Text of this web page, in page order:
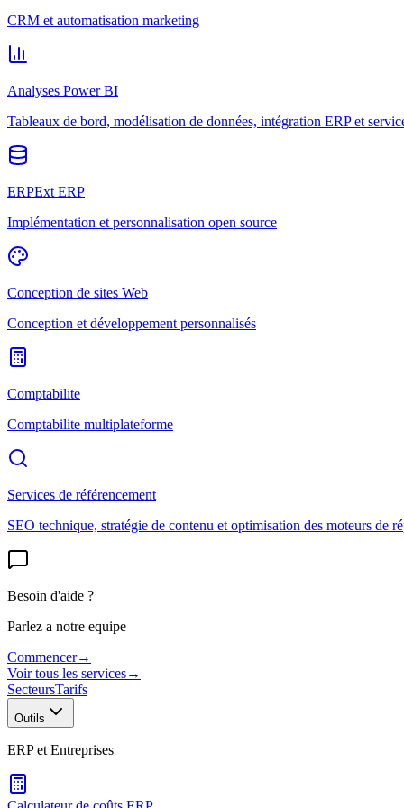
CRM et automatisation marketing
Analyses Power BI
Tableaux de bord, modélisation de données, intégration ERP et
ERPExt ERP
Implémentation et personnalisation open source
Conception de sites Web
Conception et développement personnalisés
Comptabilite
Comptabilite multiplateforme
Services de référencement
SEO technique, stratégie de contenu et optimisation des moteurs de
Besoin d'aide ?
Parlez a notre equipe
Commencer→
Voir tous les services→
SecteursTarifs
Outils
ERP et Entreprises